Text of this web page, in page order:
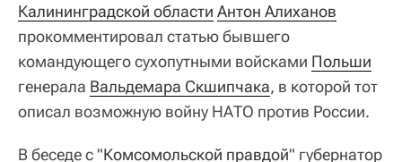
Калининградской области Антон Алиханов
прокомментировал статью бывшего
командующего сухопутными войсками Польши
генерала Вальдемара Скшипчака, в которой тот
описал возможную войну НАТО против России.
В беседе с "Комсомольской правдой" губернатор